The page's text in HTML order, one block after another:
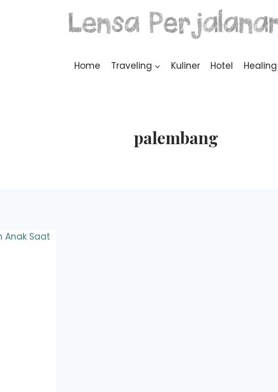
Home Traveling Kuliner Hotel Healing
palembang